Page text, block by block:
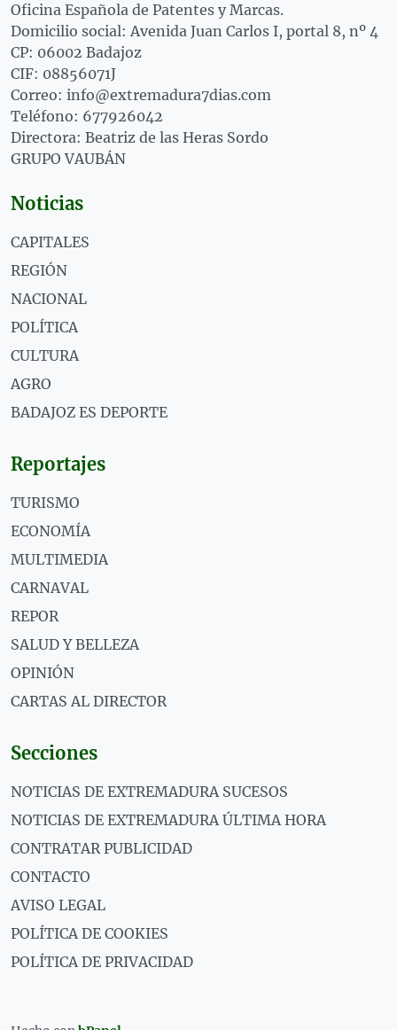
Oficina Española de Patentes y Marcas.
Domicilio social: Avenida Juan Carlos I, portal 8, nº 4
CP: 06002 Badajoz
CIF: 08856071J
Correo: info@extremadura7dias.com
Teléfono: 677926042
Directora: Beatriz de las Heras Sordo
GRUPO VAUBÁN
Noticias
CAPITALES
REGIÓN
NACIONAL
POLÍTICA
CULTURA
AGRO
BADAJOZ ES DEPORTE
Reportajes
TURISMO
ECONOMÍA
MULTIMEDIA
CARNAVAL
REPOR
SALUD Y BELLEZA
OPINIÓN
CARTAS AL DIRECTOR
Secciones
NOTICIAS DE EXTREMADURA SUCESOS
NOTICIAS DE EXTREMADURA ÚLTIMA HORA
CONTRATAR PUBLICIDAD
CONTACTO
AVISO LEGAL
POLÍTICA DE COOKIES
POLÍTICA DE PRIVACIDAD